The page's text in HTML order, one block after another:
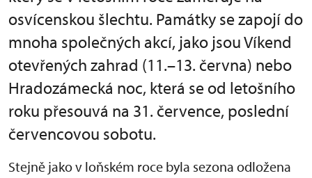
osvícenskou šlechtu. Památky se zapojí do
mnoha společných akcí, jako jsou Víkend
otevřených zahrad (11.–13. června) nebo
Hradozámecká noc, která se od letošního
roku přesouvá na 31. července, poslední
červencovou sobotu.
Stejně jako v loňském roce byla sezona odložena